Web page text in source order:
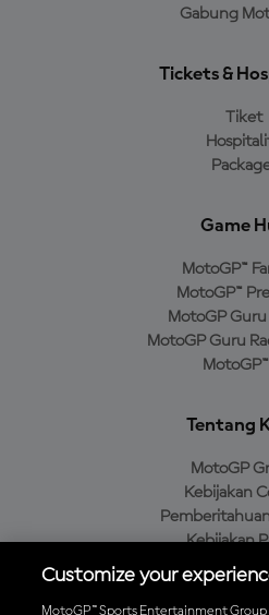
Gabung
Tickets &
Tiket
Game
MotoGP™
MotoGP™
MotoGP
MotoGP Guru
Tentang
MotoGP
Kebijakan
Kebijakan
Kebijakan
Customize your
MotoGP™ Sports Entertainment Group